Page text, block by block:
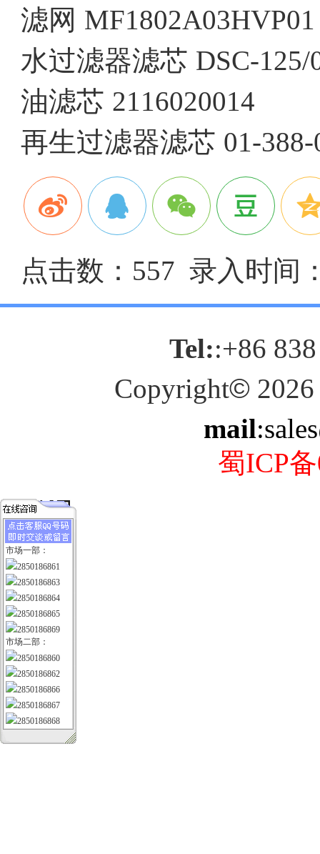
滤网 MF1802A03HVP01
水过滤器滤芯 DSC-125/
油滤芯 2116020014
再生过滤器滤芯 01-
点击数：557 录入时间
Tel::+86
Copyright© 2026
mail
蜀ICP
市场一部：
2850186861
2850186863
2850186864
2850186865
2850186869
市场二部：
2850186860
2850186862
2850186866
2850186867
2850186868